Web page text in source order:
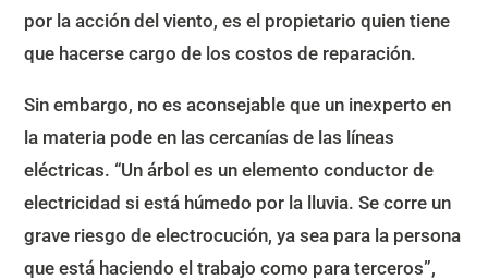
por la acción del viento, es el propietario quien tiene
que hacerse cargo de los costos de reparación.
Sin embargo, no es aconsejable que un inexperto en
la materia pode en las cercanías de las líneas
eléctricas. “Un árbol es un elemento conductor de
electricidad si está húmedo por la lluvia. Se corre un
grave riesgo de electrocución, ya sea para la persona
que está haciendo el trabajo como para terceros”,